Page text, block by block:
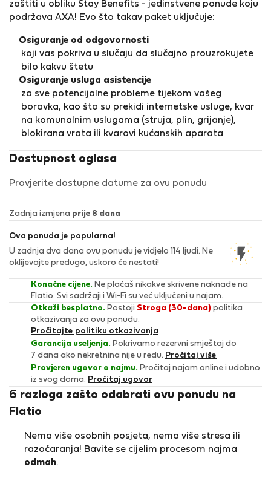
zaštiti u obliku Stay Benefits - jedinstvene ponude koju
podržava AXA! Evo što takav paket uključuje:
Osiguranje od odgovornosti
koji vas pokriva u slučaju da slučajno prouzrokujete
bilo kakvu štetu
Osiguranje usluga asistencije
za sve potencijalne probleme tijekom vašeg
boravka, kao što su prekidi internetske usluge, kvar
na komunalnim uslugama (struja, plin, grijanje),
blokirana vrata ili kvarovi kućanskih aparata
Dostupnost oglasa
Provjerite dostupne datume za ovu ponudu
Zadnja izmjena prije 8 dana
Ova ponuda je popularna!
U zadnja dva dana ovu ponudu je vidjelo 114 ljudi. Ne
oklijevajte predugo, uskoro će nestati!
Konačne cijene. Ne plaćaš nikakve skrivene naknade na
Flatio. Svi sadržaji i Wi-Fi su već uključeni u najam.
Otkaži besplatno. Postoji Stroga (30-dana) politika
otkazivanja za ovu ponudu.
Pročitajte politiku otkazivanja
Garancija useljenja. Pokrivamo rezervni smještaj do
7 dana ako nekretnina nije u redu. Pročitaj više
Provjeren ugovor o najmu. Pročitaj najam online i udobno
iz svog doma. Pročitaj ugovor
6 razloga zašto odabrati ovu ponudu na
Flatio
Nema više osobnih posjeta, nema više stresa ili
razočaranja! Bavite se cijelim procesom najma
odmah.